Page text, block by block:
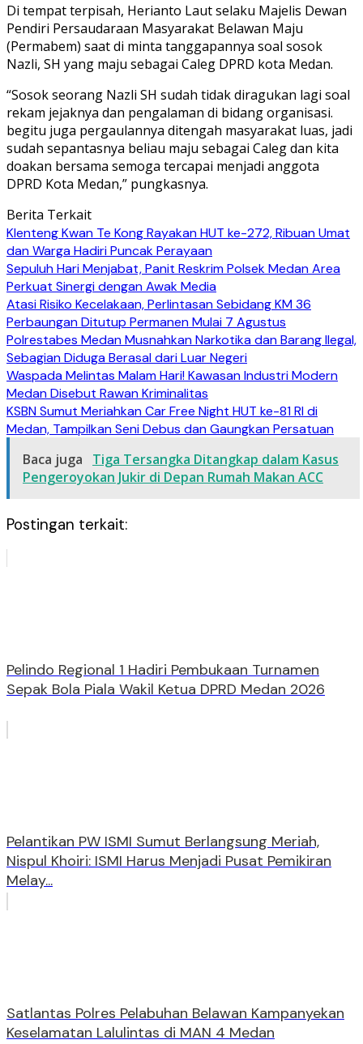
Di tempat terpisah, Herianto Laut selaku Majelis Dewan
Pendiri Persaudaraan Masyarakat Belawan Maju
(Permabem) saat di minta tanggapannya soal sosok
Nazli, SH yang maju sebagai Caleg DPRD kota Medan.
“Sosok seorang Nazli SH sudah tidak diragukan lagi soal
rekam jejaknya dan pengalaman di bidang organisasi.
begitu juga pergaulannya ditengah masyarakat luas, jadi
sudah sepantasnya beliau maju sebagai Caleg dan kita
doakan bersama semoga tercapai menjadi anggota
DPRD Kota Medan,” pungkasnya.
Berita Terkait
Klenteng Kwan Te Kong Rayakan HUT ke-272, Ribuan Umat
dan Warga Hadiri Puncak Perayaan
Sepuluh Hari Menjabat, Panit Reskrim Polsek Medan Area
Perkuat Sinergi dengan Awak Media
Atasi Risiko Kecelakaan, Perlintasan Sebidang KM 36
Perbaungan Ditutup Permanen Mulai 7 Agustus
Polrestabes Medan Musnahkan Narkotika dan Barang Ilegal,
Sebagian Diduga Berasal dari Luar Negeri
Waspada Melintas Malam Hari! Kawasan Industri Modern
Medan Disebut Rawan Kriminalitas
KSBN Sumut Meriahkan Car Free Night HUT ke-81 RI di
Medan, Tampilkan Seni Debus dan Gaungkan Persatuan
Baca juga
Tiga Tersangka Ditangkap dalam Kasus
Pengeroyokan Jukir di Depan Rumah Makan ACC
Postingan terkait:
Pelindo Regional 1 Hadiri Pembukaan Turnamen
Sepak Bola Piala Wakil Ketua DPRD Medan 2026
Pelantikan PW ISMI Sumut Berlangsung Meriah,
Nispul Khoiri: ISMI Harus Menjadi Pusat Pemikiran
Melay...
Satlantas Polres Pelabuhan Belawan Kampanyekan
Keselamatan Lalulintas di MAN 4 Medan